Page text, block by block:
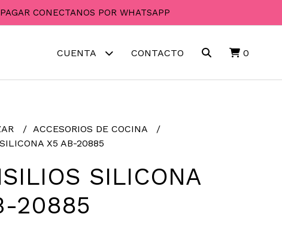
CONECTANOS POR WHATSAPP
CUENTA CONTACTO 0
ACCESORIOS DE COCINA
X5 AB-20885
SILICONA
20885